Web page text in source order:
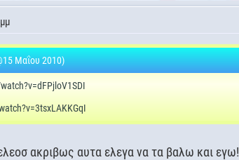
Μαΐου 2010)
ακριβως αυτα ελεγα να τα βαλω και εγω!